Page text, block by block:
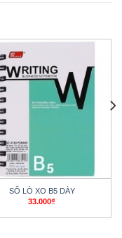
SỔ LÒ XO B5 DÀY
33.000₫